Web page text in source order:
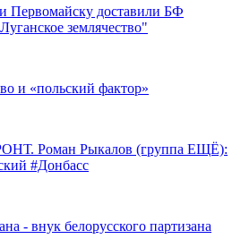
Первомайску доставили БФ
землячество"
и «польский фактор»
Роман Рыкалов (группа ЕЩЁ):
#Донбасс
- внук белорусского партизана